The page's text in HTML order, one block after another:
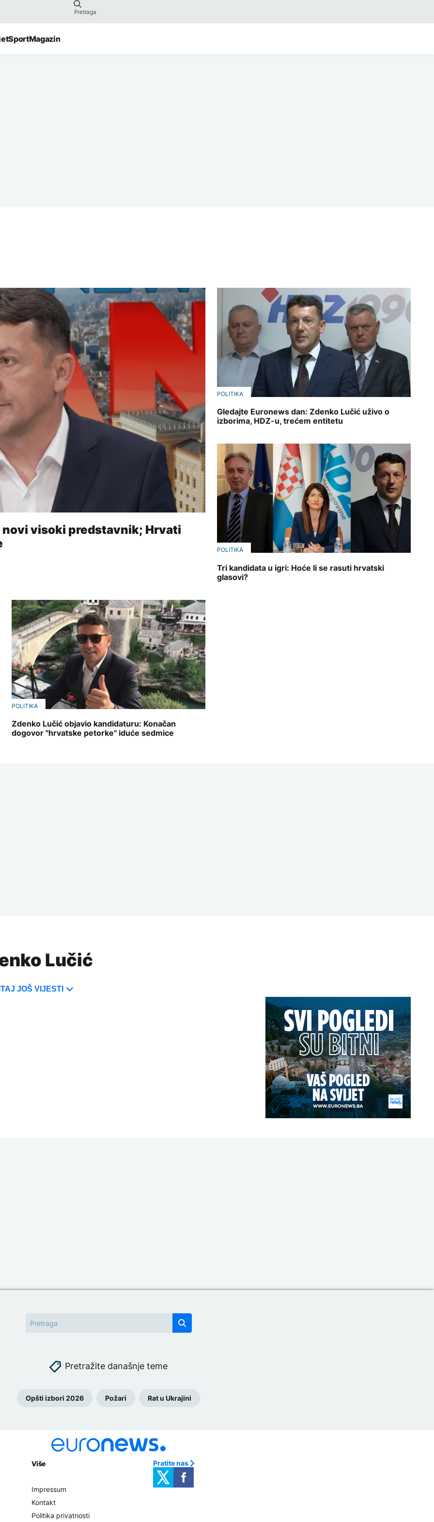
SportMagazin
visoki predstavnik; Hrvati
POLITIKA
Gledajte Euronews dan: Zdenko Lučić uživo o
izborima, HDZ-u, trećem entitetu
POLITIKA
Tri kandidata u igri: Hoće li se rasuti hrvatski
glasovi?
POLITIKA
Zdenko Lučić objavio kandidaturu: Konačan
dogovor "hrvatske petorke" iduće sedmice
Lučić
JOŠ VIJESTI
Pretražite današnje teme
Opšti izbori 2026 Požari Rat u Ukrajini
Više
Impressum
Kontakt
Politika privatnosti
Pratite nas